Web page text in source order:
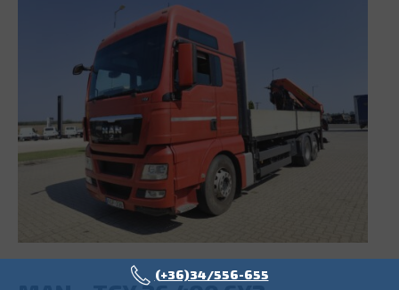
(+36)34/556-655